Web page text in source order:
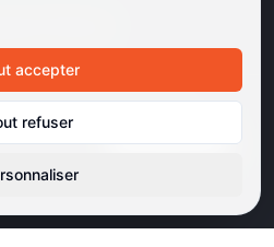
Tous droits réservés.
CookiesGérer les cookies
· Labels Europa Cinemas
accepter
refuser